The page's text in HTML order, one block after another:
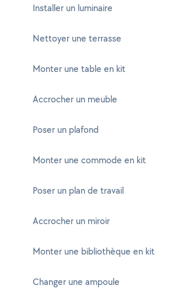
Installer un luminaire
Nettoyer une terrasse
Monter une table en kit
Accrocher un meuble
Poser un plafond
Monter une commode en kit
Poser un plan de travail
Accrocher un miroir
Monter une bibliothèque en kit
Changer une ampoule